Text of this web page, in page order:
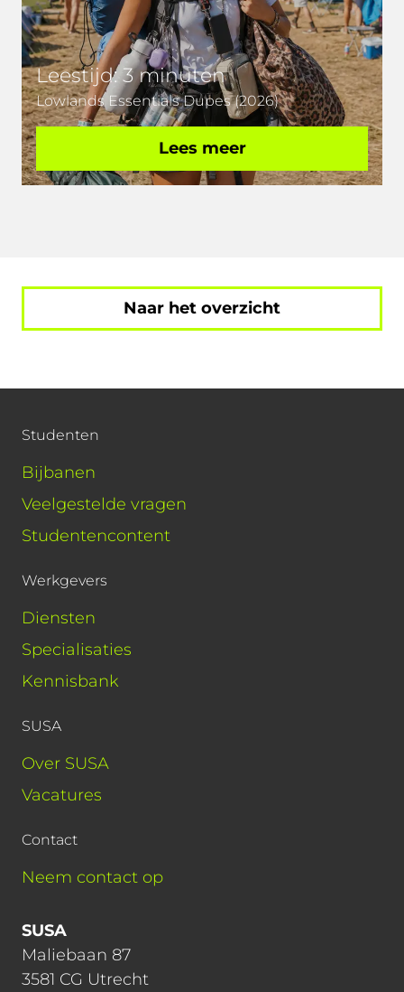
Lowlands Essentials Dupes (2026)
Leestijd: 3 minuten
Lees meer
Naar het overzicht
Studenten
Bijbanen
Veelgestelde vragen
Studentencontent
Werkgevers
Diensten
Specialisaties
Kennisbank
SUSA
Over SUSA
Vacatures
Contact
Neem contact op
SUSA
Maliebaan 87
3581 CG Utrecht